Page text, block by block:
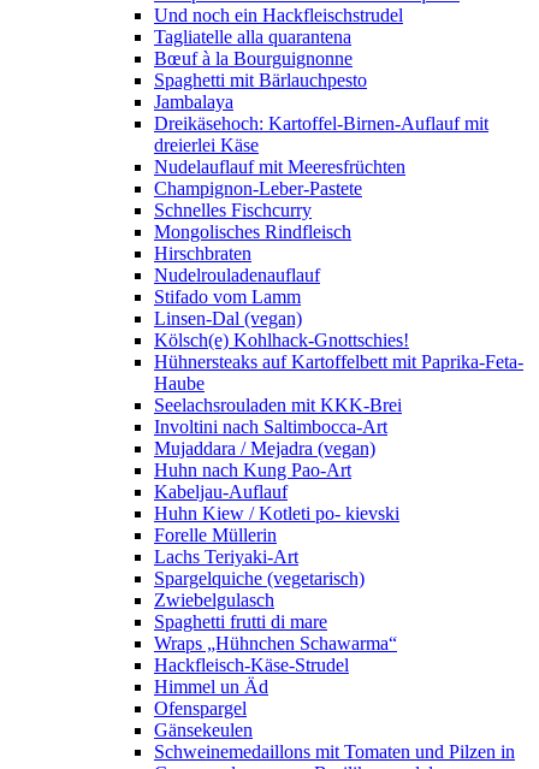
Und noch ein Hackfleischstrudel
Tagliatelle alla quarantena
Bœuf à la Bourguignonne
Spaghetti mit Bärlauchpesto
Jambalaya
Dreikäsehoch: Kartoffel-Birnen-Auflauf mit
dreierlei Käse
Nudelauflauf mit Meeresfrüchten
Champignon-Leber-Pastete
Schnelles Fischcurry
Mongolisches Rindfleisch
Hirschbraten
Nudelrouladenauflauf
Stifado vom Lamm
Linsen-Dal (vegan)
Kölsch(e) Kohlhack-Gnottschies!
Hühnersteaks auf Kartoffelbett mit Paprika-Feta-
Haube
Seelachsrouladen mit KKK-Brei
Involtini nach Saltimbocca-Art
Mujaddara / Mejadra (vegan)
Huhn nach Kung Pao-Art
Kabeljau-Auflauf
Huhn Kiew / Kotleti po- kievski
Forelle Müllerin
Lachs Teriyaki-Art
Spargelquiche (vegetarisch)
Zwiebelgulasch
Spaghetti frutti di mare
Wraps „Hühnchen Schawarma“
Hackfleisch-Käse-Strudel
Himmel un Äd
Ofenspargel
Gänsekeulen
Schweinemedaillons mit Tomaten und Pilzen in